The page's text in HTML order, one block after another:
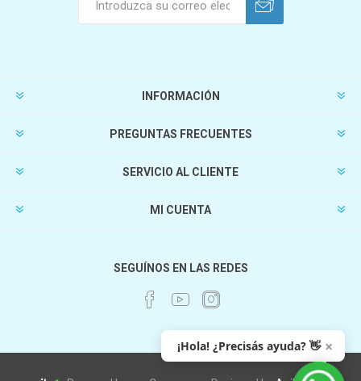
INFORMACIÓN
PREGUNTAS FRECUENTES
SERVICIO AL CLIENTE
MI CUENTA
SEGUÍNOS EN LAS REDES
¡Hola! ¿Precisás ayuda? 👋 ×